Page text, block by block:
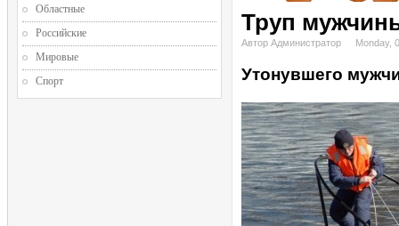
Труп
Автор Администратор Monday,
Утонувшего
Областные
Российские
Мировые
Спорт